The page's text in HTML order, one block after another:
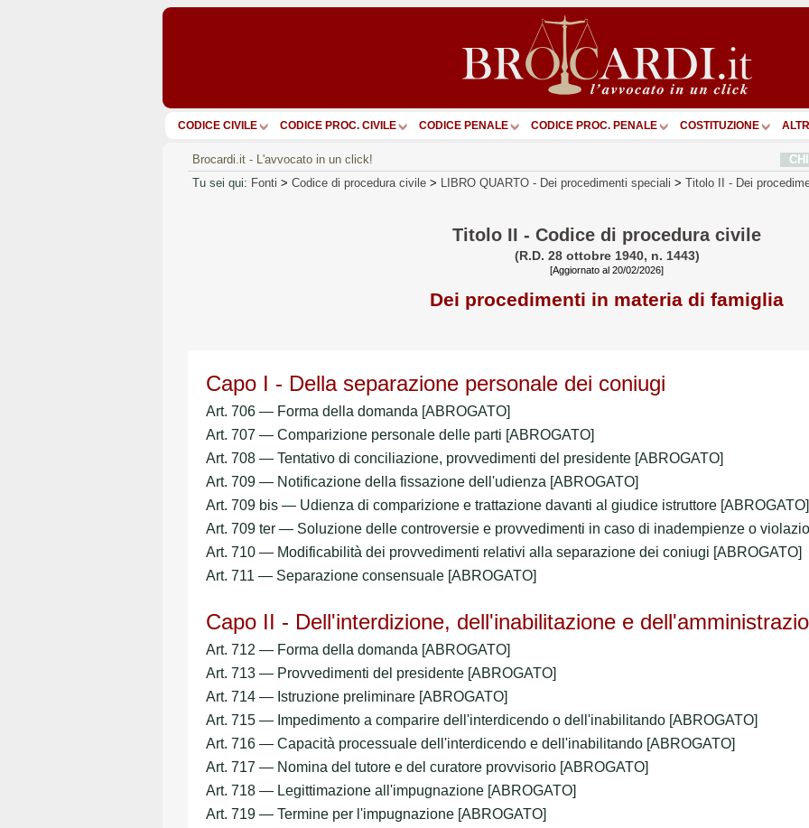
CODICE CIVILE CODICE PROC. CIVILE CODICE PENALE CODICE PROC. PENALE COSTITUZIONE ALTRI
Brocardi.it - L'avvocato in un click!
Tu sei qui: Fonti > Codice di procedura civile > LIBRO QUARTO - Dei procedimenti speciali > Titolo II - Dei
Titolo II - Codice di procedura civile
(R.D. 28 ottobre 1940, n. 1443)
[Aggiornato al 20/02/2026]
Dei procedimenti in materia di famiglia
Capo I - Della separazione personale dei coniugi
Art. 706 — Forma della domanda [ABROGATO]
Art. 707 — Comparizione personale delle parti [ABROGATO]
Art. 708 — Tentativo di conciliazione, provvedimenti del presidente [ABROGATO]
Art. 709 — Notificazione della fissazione dell'udienza [ABROGATO]
Art. 709 bis — Udienza di comparizione e trattazione davanti al giudice istruttore [ABROGATO]
Art. 709 ter — Soluzione delle controversie e provvedimenti in caso di inadempienze o
Art. 710 — Modificabilità dei provvedimenti relativi alla separazione dei coniugi [ABROGATO]
Art. 711 — Separazione consensuale [ABROGATO]
Capo II - Dell'interdizione, dell'inabilitazione e
Art. 712 — Forma della domanda [ABROGATO]
Art. 713 — Provvedimenti del presidente [ABROGATO]
Art. 714 — Istruzione preliminare [ABROGATO]
Art. 715 — Impedimento a comparire dell'interdicendo o dell'inabilitando [ABROGATO]
Art. 716 — Capacità processuale dell'interdicendo e dell'inabilitando [ABROGATO]
Art. 717 — Nomina del tutore e del curatore provvisorio [ABROGATO]
Art. 718 — Legittimazione all'impugnazione [ABROGATO]
Art. 719 — Termine per l'impugnazione [ABROGATO]